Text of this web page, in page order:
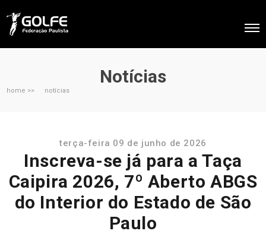
Notícias
home >> notícias
terça-feira 09 de junho de 2026
Inscreva-se já para a Taça
Caipira 2026, 7º Aberto ABGS
do Interior do Estado de São
Paulo